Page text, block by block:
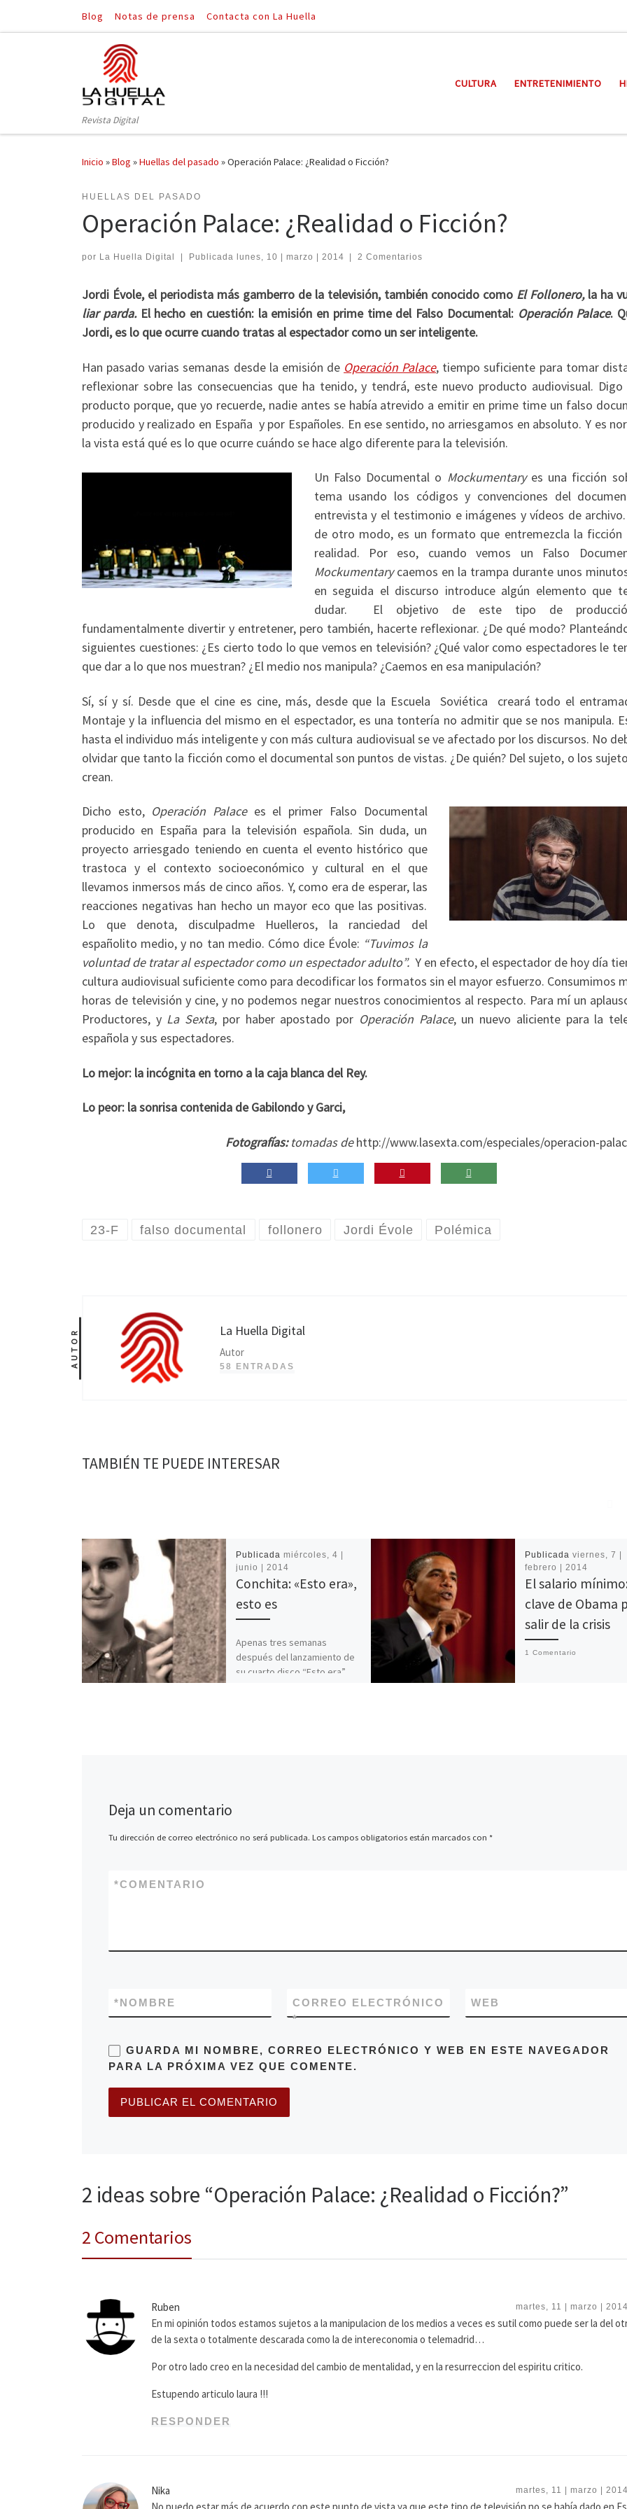
Saltar al contenido
Blog Notas de prensa Contacta con La Huella
Revista Digital
CULTURA ENTRETENIMIENTO
Inicio »Blog »Huellas del pasado »Operación Palace: ¿Realidad o Ficción?
HUELLAS DEL PASADO
Operación Palace: ¿Realidad o Ficción?
por La Huella Digital Publicada lunes, 10 | marzo | 2014 2 Comentarios
Jordi Évole, el periodista más gamberro de la televisión, también conocido como El Follonero, la ha
liar parda. El hecho en cuestión: la emisión en prime time del Falso Documental: Operación Palace.
Jordi, es lo que ocurre cuando tratas al espectador como un ser inteligente.
Han pasado varias semanas desde la emisión de Operación Palace, tiempo suficiente para tomar
reflexionar sobre las consecuencias que ha tenido, y tendrá, este nuevo producto audiovisual. Digo
producto porque, que yo recuerde, nadie antes se había atrevido a emitir en prime time un falso
producido y realizado en España y por Españoles. En ese sentido, no arriesgamos en absoluto. Y es
la vista está qué es lo que ocurre cuándo se hace algo diferente para la televisión.
Un Falso Documental o Mockumentary es una ficción
tema usando los códigos y convenciones del
entrevista y el testimonio e imágenes y vídeos de
de otro modo, es un formato que entremezcla la ficción
realidad. Por eso, cuando vemos un Falso
Mockumentarycaemos en la trampa durante unos
en seguida el discurso introduce algún elemento que
dudar. El objetivo de este tipo de
fundamentalmente divertir y entretener, pero también, hacerte reflexionar. ¿De qué modo?
siguientes cuestiones: ¿Es cierto todo lo que vemos en televisión? ¿Qué valor como espectadores le
que dar a lo que nos muestran? ¿El medio nos manipula? ¿Caemos en esa manipulación?
Sí, sí y sí. Desde que el cine es cine, más, desde que la Escuela Soviética creará todo el
Montaje y la influencia del mismo en el espectador, es una tontería no admitir que se nos manipula.
hasta el individuo más inteligente y con más cultura audiovisual se ve afectado por los discursos. No
olvidar que tanto la ficción como el documental son puntos de vistas. ¿De quién? Del sujeto, o los
crean.
Dicho esto, Operación Palacees el primer Falso Documental
producido en España para la televisión española. Sin duda, un
proyecto arriesgado teniendo en cuenta el evento histórico que
trastoca y el contexto socioeconómico y cultural en el que
llevamos inmersos más de cinco años. Y, como era de esperar, las
reacciones negativas han hecho un mayor eco que las positivas.
Lo que denota, disculpadme Huelleros, la ranciedad del
españolito medio, y no tan medio. Cómo dice Évole: “Tuvimos la
voluntad de tratar al espectador como un espectador adulto”. Y en efecto, el espectador de hoy día
cultura audiovisual suficiente como para decodificar los formatos sin el mayor esfuerzo. Consumimos
horas de televisión y cine, y no podemos negar nuestros conocimientos al respecto. Para mí un
Productores, y La Sexta, por haber apostado por Operación Palace, un nuevo aliciente para la
española y sus espectadores.
Lo mejor: la incógnita en torno a la caja blanca del Rey.
Lo peor: la sonrisa contenida de Gabilondo y Garci,
Fotografías:tomadas dehttp://www.lasexta.com/especiales/operacion-
23-F falso documental follonero Jordi Évole Polémica
AUTOR La Huella Digital
Autor
58 ENTRADAS
TAMBIÉN TE PUEDE INTERESAR
Publicadamiércoles, 4 |
junio | 2014
Conchita: «Esto era»,
esto es
Apenas tres semanas
después del lanzamiento de
su cuarto disco “Esto era”,
Publicada viernes, 7 |
febrero | 2014
El salario
clave de Obama
salir de la crisis
1 Comentario
Deja un comentario
Tu dirección de correo electrónico no será publicada. Los campos obligatorios están marcados con *
COMENTARIO
*
NOMBRE
*
CORREO ELECTRÓNICO
*
WEB
GUARDA MI NOMBRE, CORREO ELECTRÓNICO Y WEB EN ESTE NAVEGADOR
PARA LA PRÓXIMA VEZ QUE COMENTE.
2 ideas sobre “Operación Palace: ¿Realidad o Ficción?”
2 Comentarios
Ruben martes, 11 | marzo |
En mi opinión todos estamos sujetos a la manipulacion de los medios a veces es sutil como puede ser la del
de la sexta o totalmente descarada como la de intereconomia o telemadrid…
Por otro lado creo en la necesidad del cambio de mentalidad, y en la resurreccion del espiritu critico.
Estupendo articulo laura !!!
RESPONDER
Nika martes, 11 | marzo |